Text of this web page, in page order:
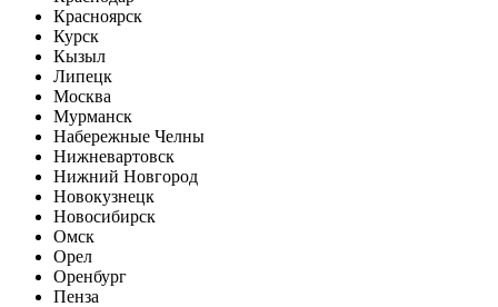
Красноярск
Курск
Кызыл
Липецк
Москва
Мурманск
Набережные Челны
Нижневартовск
Нижний Новгород
Новокузнецк
Новосибирск
Омск
Орел
Оренбург
Пенза